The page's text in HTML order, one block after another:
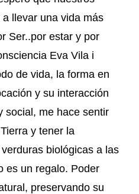
llevar una vida más
Ser..por estar y por
Eva Vila i
de vida, la forma en
y su interacción
social, me hace sentir
y tener la
biológicas a las
es un regalo. Poder
preservando su